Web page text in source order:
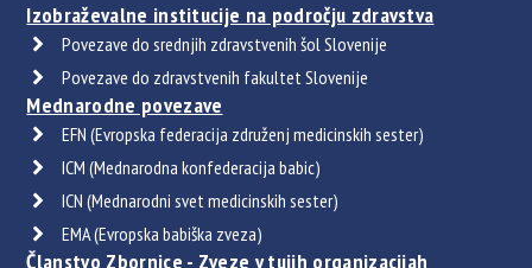
Izobraževalne institucije na področju zdravstva
Povezave do srednjih zdravstvenih šol Slovenije
Povezave do zdravstvenih fakultet Slovenije
Mednarodne povezave
EFN (Evropska federacija združenj medicinskih sester)
ICM (Mednarodna konfederacija babic)
ICN (Mednarodni svet medicinskih sester)
EMA (Evropska babiška zveza)
Članstvo Zbornice - Zveze v tujih organizacijah